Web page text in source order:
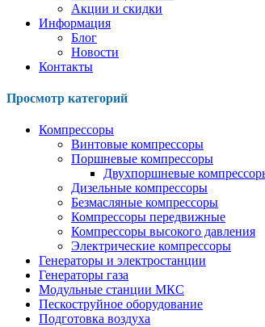
Акции и скидки
Информация
Блог
Новости
Контакты
Просмотр категорий
Компрессоры
Винтовые компрессоры
Поршневые компрессоры
Двухпоршневые
Дизельные компрессоры
Безмасляные компрессоры
Компрессоры передвижные
Компрессоры высокого давления
Электрические компрессоры
Генераторы и электростанции
Генераторы газа
Модульные станции МКС
Пескоструйное оборудование
Подготовка воздуха